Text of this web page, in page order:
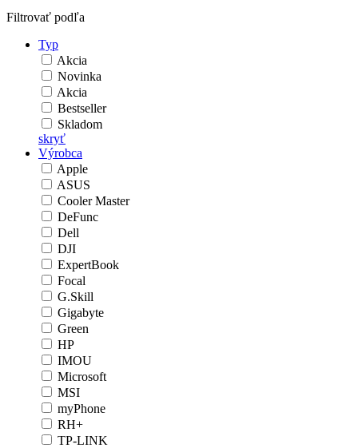
Filtrovať podľa
Typ
Akcia
Novinka
Akcia
Bestseller
Skladom
skryť
Výrobca
Apple
ASUS
Cooler Master
DeFunc
Dell
DJI
ExpertBook
Focal
G.Skill
Gigabyte
Green
HP
IMOU
Microsoft
MSI
myPhone
RH+
TP-LINK